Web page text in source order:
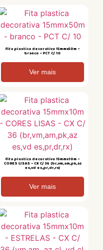
Fita plastica decorativa 15mmx50m –
branco – PCT C/ 10
Ver mais
Fita plastica decorativa 15mmx10m –
CORES LISAS – CX C/ 36 (br,vm,am,pk,az
es,vd es,pr,dr,rx)
Ver mais